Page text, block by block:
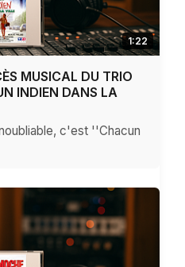
1:22
MUSICAL DU TRIO
INDIEN DANS LA
c'est ''Chacun